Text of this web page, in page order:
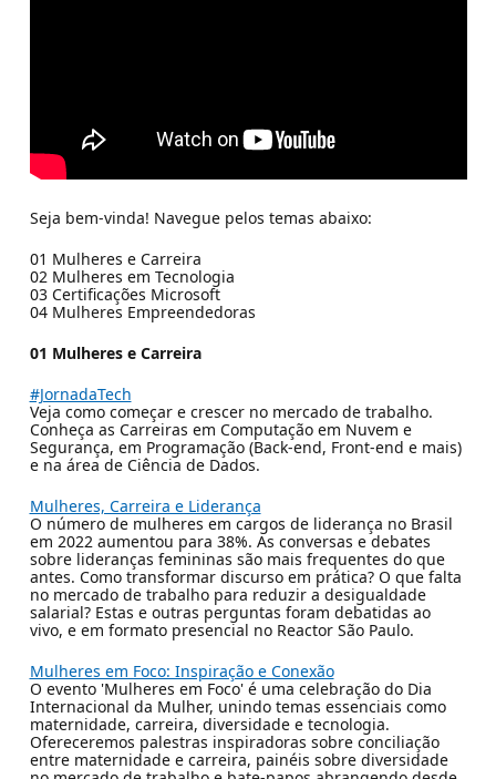
Seja bem-vinda! Navegue pelos temas abaixo:
01 Mulheres e Carreira
02 Mulheres em Tecnologia
03 Certificações Microsoft
04 Mulheres Empreendedoras
01 Mulheres e Carreira
#JornadaTech
Veja como começar e crescer no mercado de trabalho.
Conheça as Carreiras em Computação em Nuvem e
Segurança, em Programação (Back-end, Front-end e mais)
e na área de Ciência de Dados.
Mulheres, Carreira e Liderança
O número de mulheres em cargos de liderança no Brasil
em 2022 aumentou para 38%. As conversas e debates
sobre lideranças femininas são mais frequentes do que
antes. Como transformar discurso em prática? O que falta
no mercado de trabalho para reduzir a desigualdade
salarial? Estas e outras perguntas foram debatidas ao
vivo, e em formato presencial no Reactor São Paulo.
Mulheres em Foco: Inspiração e Conexão
O evento 'Mulheres em Foco' é uma celebração do Dia
Internacional da Mulher, unindo temas essenciais como
maternidade, carreira, diversidade e tecnologia.
Ofereceremos palestras inspiradoras sobre conciliação
entre maternidade e carreira, painéis sobre diversidade